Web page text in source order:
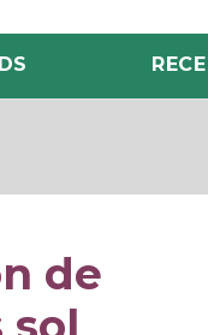
de